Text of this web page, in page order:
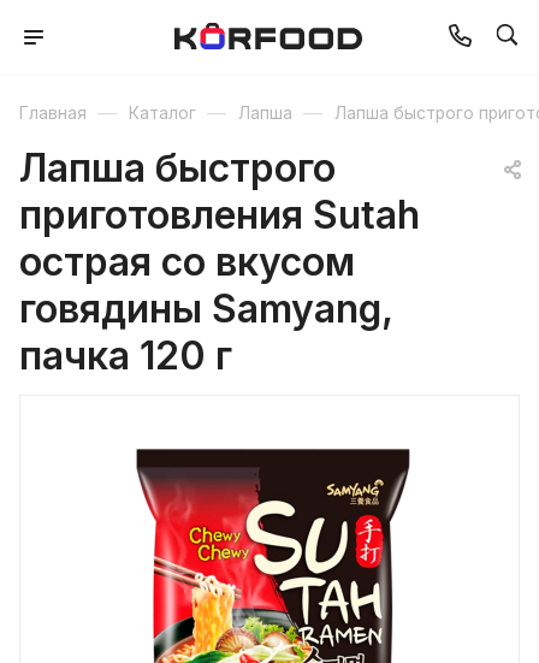
Главная — Каталог — Лапша — Лапша быстрого
Лапша быстрого
приготовления Sutah
острая со вкусом
говядины Samyang,
пачка 120 г